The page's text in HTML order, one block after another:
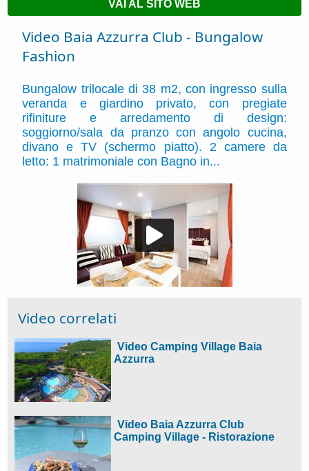
VAI AL SITO WEB
Video Baia Azzurra Club - Bungalow
Fashion
Bungalow trilocale di 38 m2, con ingresso sulla
veranda e giardino privato, con pregiate
rifiniture e arredamento di design:
soggiorno/sala da pranzo con angolo cucina,
divano e TV (schermo piatto). 2 camere da
letto: 1 matrimoniale con Bagno in...
Video correlati
Video Camping Village Baia
Azzurra
Video Baia Azzurra Club
Camping Village - Ristorazione